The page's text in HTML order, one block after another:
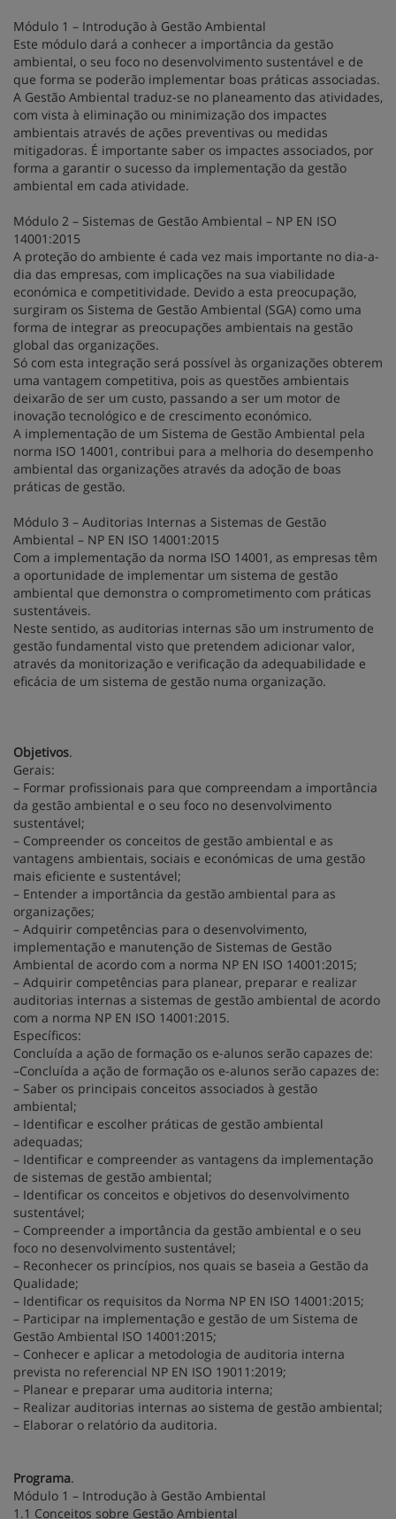
Módulo 1 – Introdução à Gestão Ambiental
Este módulo dará a conhecer a importância da gestão
ambiental, o seu foco no desenvolvimento sustentável e de
que forma se poderão implementar boas práticas associadas.
A Gestão Ambiental traduz-se no planeamento das atividades,
com vista à eliminação ou minimização dos impactes
ambientais através de ações preventivas ou medidas
mitigadoras. É importante saber os impactes associados, por
forma a garantir o sucesso da implementação da gestão
ambiental em cada atividade.
Módulo 2 – Sistemas de Gestão Ambiental – NP EN ISO
14001:2015
A proteção do ambiente é cada vez mais importante no dia-a-
dia das empresas, com implicações na sua viabilidade
económica e competitividade. Devido a esta preocupação,
surgiram os Sistema de Gestão Ambiental (SGA) como uma
forma de integrar as preocupações ambientais na gestão
global das organizações.
Só com esta integração será possível às organizações obterem
uma vantagem competitiva, pois as questões ambientais
deixarão de ser um custo, passando a ser um motor de
inovação tecnológico e de crescimento económico.
A implementação de um Sistema de Gestão Ambiental pela
norma ISO 14001, contribui para a melhoria do desempenho
ambiental das organizações através da adoção de boas
práticas de gestão.
Módulo 3 – Auditorias Internas a Sistemas de Gestão
Ambiental – NP EN ISO 14001:2015
Com a implementação da norma ISO 14001, as empresas têm
a oportunidade de implementar um sistema de gestão
ambiental que demonstra o comprometimento com práticas
sustentáveis.
Neste sentido, as auditorias internas são um instrumento de
gestão fundamental visto que pretendem adicionar valor,
através da monitorização e verificação da adequabilidade e
eficácia de um sistema de gestão numa organização.
Objetivos.
Gerais:
– Formar profissionais para que compreendam a importância
da gestão ambiental e o seu foco no desenvolvimento
sustentável;
– Compreender os conceitos de gestão ambiental e as
vantagens ambientais, sociais e económicas de uma gestão
mais eficiente e sustentável;
– Entender a importância da gestão ambiental para as
organizações;
– Adquirir competências para o desenvolvimento,
implementação e manutenção de Sistemas de Gestão
Ambiental de acordo com a norma NP EN ISO 14001:2015;
– Adquirir competências para planear, preparar e realizar
auditorias internas a sistemas de gestão ambiental de acordo
com a norma NP EN ISO 14001:2015.
Específicos:
Concluída a ação de formação os e-alunos serão capazes de:
–Concluída a ação de formação os e-alunos serão capazes de:
– Saber os principais conceitos associados à gestão
ambiental;
– Identificar e escolher práticas de gestão ambiental
adequadas;
– Identificar e compreender as vantagens da implementação
de sistemas de gestão ambiental;
– Identificar os conceitos e objetivos do desenvolvimento
sustentável;
– Compreender a importância da gestão ambiental e o seu
foco no desenvolvimento sustentável;
– Reconhecer os princípios, nos quais se baseia a Gestão da
Qualidade;
– Identificar os requisitos da Norma NP EN ISO 14001:2015;
– Participar na implementação e gestão de um Sistema de
Gestão Ambiental ISO 14001:2015;
– Conhecer e aplicar a metodologia de auditoria interna
prevista no referencial NP EN ISO 19011:2019;
– Planear e preparar uma auditoria interna;
– Realizar auditorias internas ao sistema de gestão ambiental;
– Elaborar o relatório da auditoria.
Programa.
Módulo 1 – Introdução à Gestão Ambiental
1.1 Conceitos sobre Gestão Ambiental